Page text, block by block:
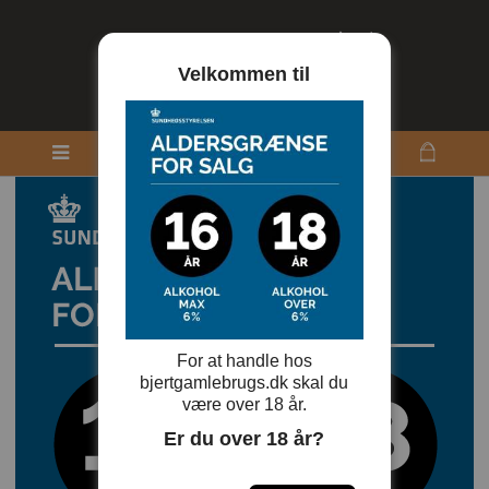
Velkommen til
For at handle hos
bjertgamlebrugs.dk skal du
være over 18 år.
Er du over 18 år?